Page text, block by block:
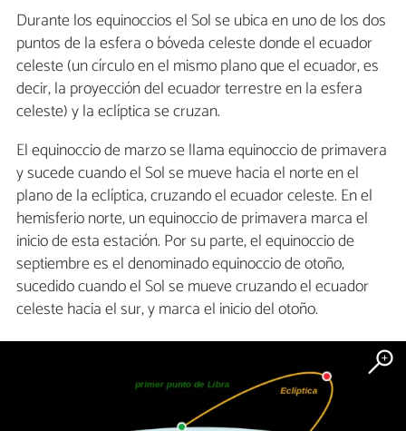
Durante los equinoccios el Sol se ubica en uno de los dos
puntos de la esfera o bóveda celeste donde el ecuador
celeste (un círculo en el mismo plano que el ecuador, es
decir, la proyección del ecuador terrestre en la esfera
celeste) y la eclíptica se cruzan.
El equinoccio de marzo se llama equinoccio de primavera
y sucede cuando el Sol se mueve hacia el norte en el
plano de la eclíptica, cruzando el ecuador celeste. En el
hemisferio norte, un equinoccio de primavera marca el
inicio de esta estación. Por su parte, el equinoccio de
septiembre es el denominado equinoccio de otoño,
sucedido cuando el Sol se mueve cruzando el ecuador
celeste hacia el sur, y marca el inicio del otoño.